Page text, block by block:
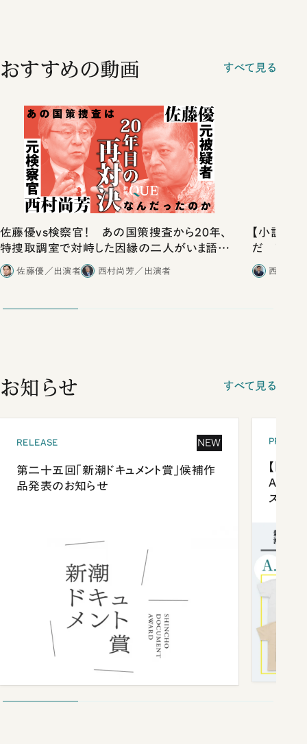
おすすめの動画 すべて見る
佐藤優vs検察官！ あの国策捜査から20年、
特捜取調室で対峙した因縁の二人がいま語り
合ったこと
佐藤優／出演者 西村尚芳／出演者
【小説文
だ 78の塾
小説文」
浩史（教
西田浩史
お知らせ すべて見る
RELEASE NEW
第二十五回「新潮ドキュメント賞」候補作
品発表のお知らせ
【「新
ズプレ